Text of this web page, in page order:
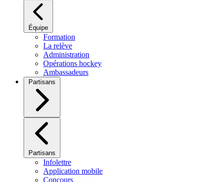
Équipe
Formation
La relève
Administration
Opérations hockey
Ambassadeurs
Partisans
Partisans
Infolettre
Application mobile
Concours